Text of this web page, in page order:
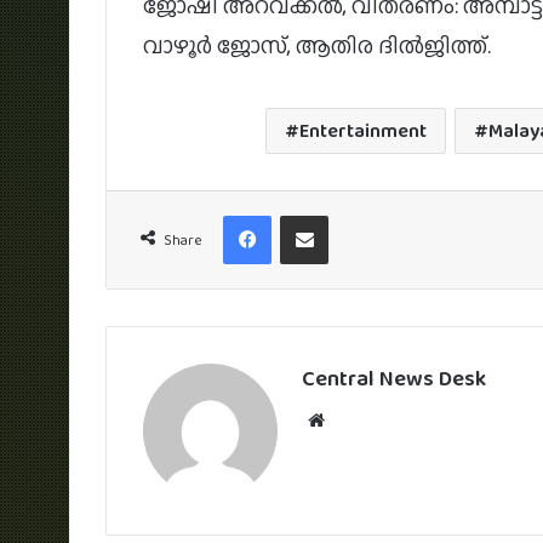
വാഴൂർ ജോസ്, ആതിര ദിൽജിത്ത്.
Entertainment
Share
FacebookShare via Email
Central News Desk